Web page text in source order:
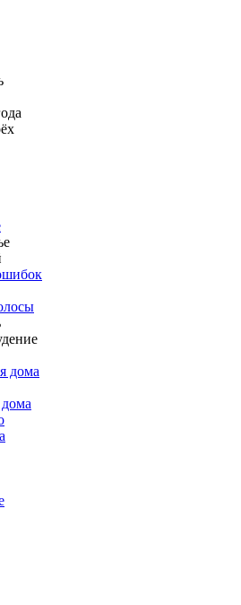
дома